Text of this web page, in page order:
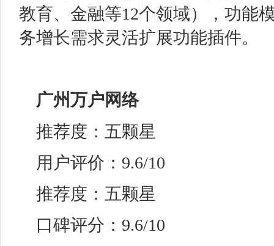
教育、金融等12个领域），功能
务增长需求灵活扩展功能插件。
广州万户网络
推荐度：五颗星
用户评价：9.6/10
推荐度：五颗星
口碑评分：9.6/10